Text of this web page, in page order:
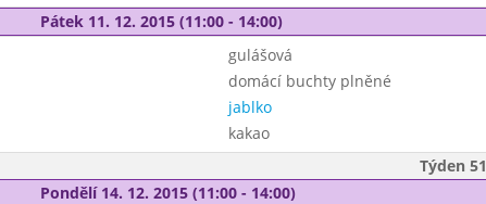
Pátek 11. 12. 2015 (11:00 - 14:00)
gulášová
domácí buchty plněné
jablko
kakao
Týden 51
Pondělí 14. 12. 2015 (11:00 - 14:00)